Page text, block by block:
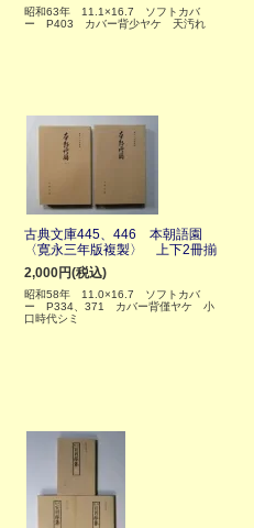
昭和63年 11.1×16.7 ソフトカバ
ー P403 カバー背少ヤケ 天汚れ
古典文庫445、446 本朝語園
〈寛永三年版複製〉 上下2冊揃
2,000円(税込)
昭和58年 11.0×16.7 ソフトカバ
ー P334、371 カバー背僅ヤケ 小
口時代シミ